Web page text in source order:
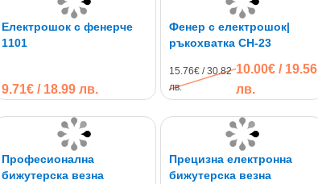
Електрошок с фенерче
1101
9.71€ / 18.99 лв.
Фенер с електрошок|
ръкохватка CH-23
15.76€ / 30.82
лв.
10.00€ / 19.56
лв.
Професионална
бижутерска везна
Прецизна електронна
бижутерска везна